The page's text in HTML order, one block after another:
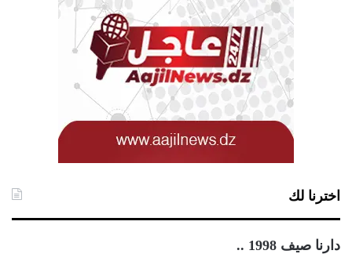
اخترنا لك
دارنا صيف 1998 ..